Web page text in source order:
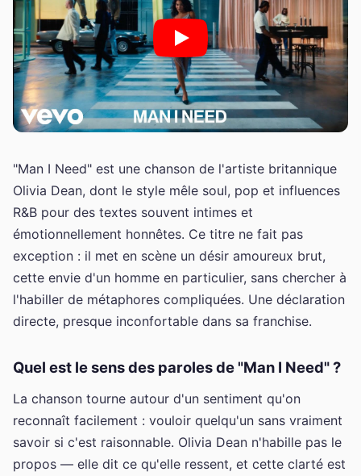
"Man I Need" est une chanson de l'artiste britannique
Olivia Dean, dont le style mêle soul, pop et influences
R&B pour des textes souvent intimes et
émotionnellement honnêtes. Ce titre ne fait pas
exception : il met en scène un désir amoureux brut,
cette envie d'un homme en particulier, sans chercher à
l'habiller de métaphores compliquées. Une déclaration
directe, presque inconfortable dans sa franchise.
Quel est le sens des paroles de "Man I Need" ?
La chanson tourne autour d'un sentiment qu'on
reconnaît facilement : vouloir quelqu'un sans vraiment
savoir si c'est raisonnable. Olivia Dean n'habille pas le
propos — elle dit ce qu'elle ressent, et cette clarté est